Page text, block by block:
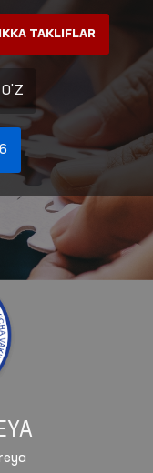
TAKLIFLAR
O'Z